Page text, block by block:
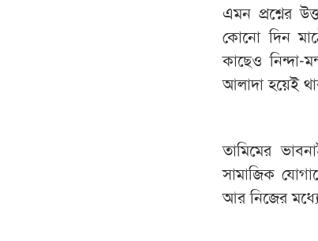
এমন প্রশ্নের
কোনো দিন
কাছেও
আলাদা হয়েই
তামিমের
সামাজিক
আর নিজের